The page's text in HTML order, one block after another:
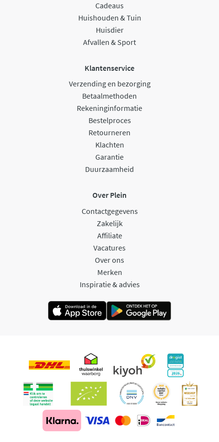
Cadeaus
Huishouden & Tuin
Huisdier
Afvallen & Sport
Klantenservice
Verzending en bezorging
Betaalmethoden
Rekeninginformatie
Bestelproces
Retourneren
Klachten
Garantie
Duurzaamheid
Over Plein
Contactgegevens
Zakelijk
Affiliate
Vacatures
Over ons
Merken
Inspiratie & advies